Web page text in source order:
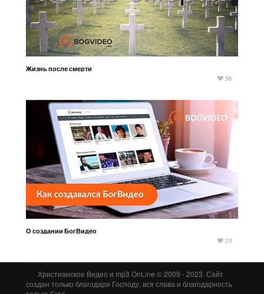
Жизнь после смерти
58
О создании БогВидео
23
Христианское Видео и mp3 OnLine © 2009 - 2023. Сайт
создан только благодаря Господу, вся слава и благодарность